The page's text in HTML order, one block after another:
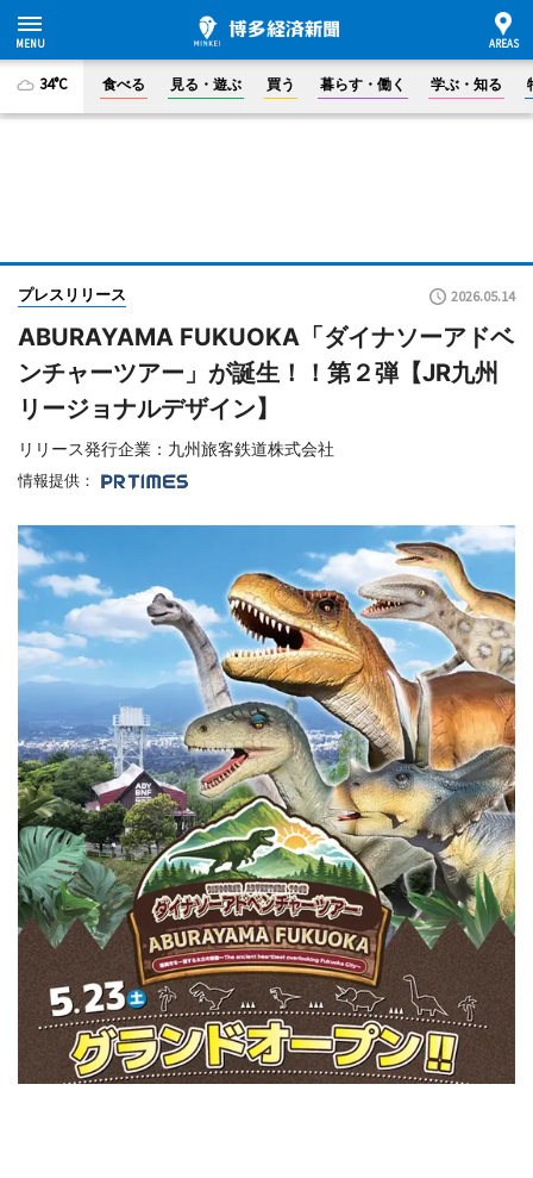
34°C 食べる 見る・遊ぶ 買う 暮らす・働く 学ぶ・知る
プレスリリース 2026.05.14
ABURAYAMA FUKUOKA「ダイナソーアドベ
ンチャーツアー」が誕生！！第２弾【JR九州
リージョナルデザイン】
リリース発行企業：九州旅客鉄道株式会社
情報提供：